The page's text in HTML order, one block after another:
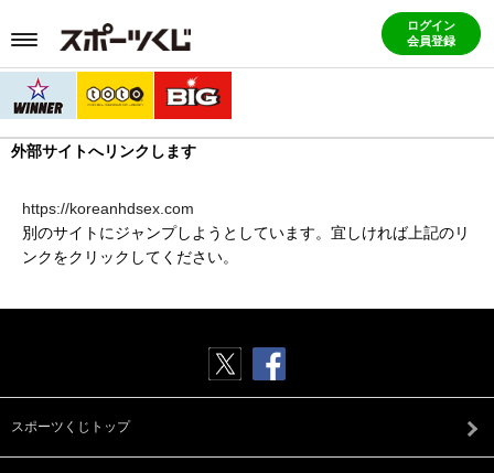
ログイン
会員登録
外部サイトへリンクします
https://koreanhdsex.com
別のサイトにジャンプしようとしています。宜しければ上記のリ
ンクをクリックしてください。
スポーツくじトップ